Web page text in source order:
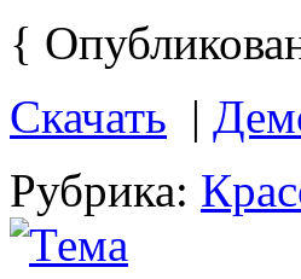
{
Скачать |
Рубрика: